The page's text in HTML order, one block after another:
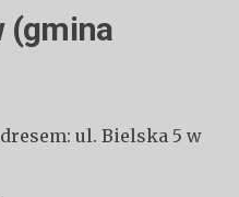
(gmina
ul. Bielska 5 w